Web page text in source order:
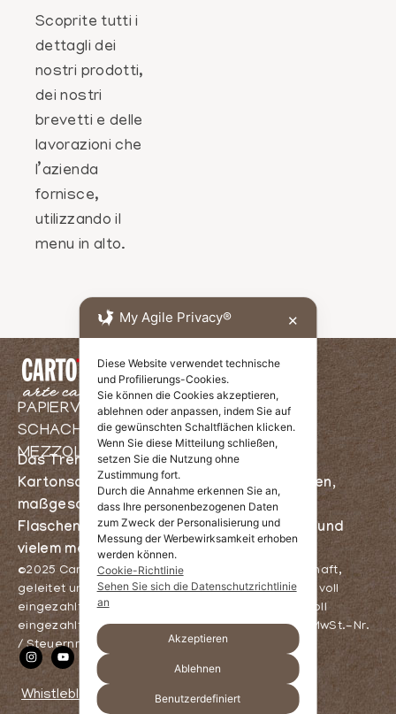
Scoprite tutti i
dettagli dei
nostri prodotti,
dei nostri
brevetti e delle
lavorazioni che
l’azienda
fornisce,
utilizzando il
menu in alto.
PAPIERVERARBEITUNG UND
SCHACHTELHERSTELLUNG IN
MEZZOLOMBARDO, TRIENT
Das Trentiner Packaging – Herstellung von
Kartonschachteln, Weihnachtsverpackungen,
maßgeschneidertem Packaging,
Flaschenschachteln, Kartonverpackungen und
vielem mehr
©2025 Cartotrentina S.r.l. – Einpersonengesellschaft,
geleitet und koordiniert von Dolcart Holding S.R.L. voll
eingezahltes Stammkapital 1.000.000,00 Euro , voll
eingezahltes Stammkapital 1.000.000,00 Euro – MwSt.-Nr.
/ Steuernr. 02691910224
Whistleblowing
My Agile Privacy® ✕
Diese Website verwendet technische
und Profilierungs-Cookies.
Sie können die Cookies akzeptieren,
ablehnen oder anpassen, indem Sie auf
die gewünschten Schaltflächen klicken.
Wenn Sie diese Mitteilung schließen,
setzen Sie die Nutzung ohne
Zustimmung fort.
Durch die Annahme erkennen Sie an,
dass Ihre personenbezogenen Daten
zum Zweck der Personalisierung und
Messung der Werbewirksamkeit erhoben
werden können.
Cookie-Richtlinie
Sehen Sie sich die Datenschutzrichtlinie
an
Akzeptieren
Ablehnen
Benutzerdefiniert